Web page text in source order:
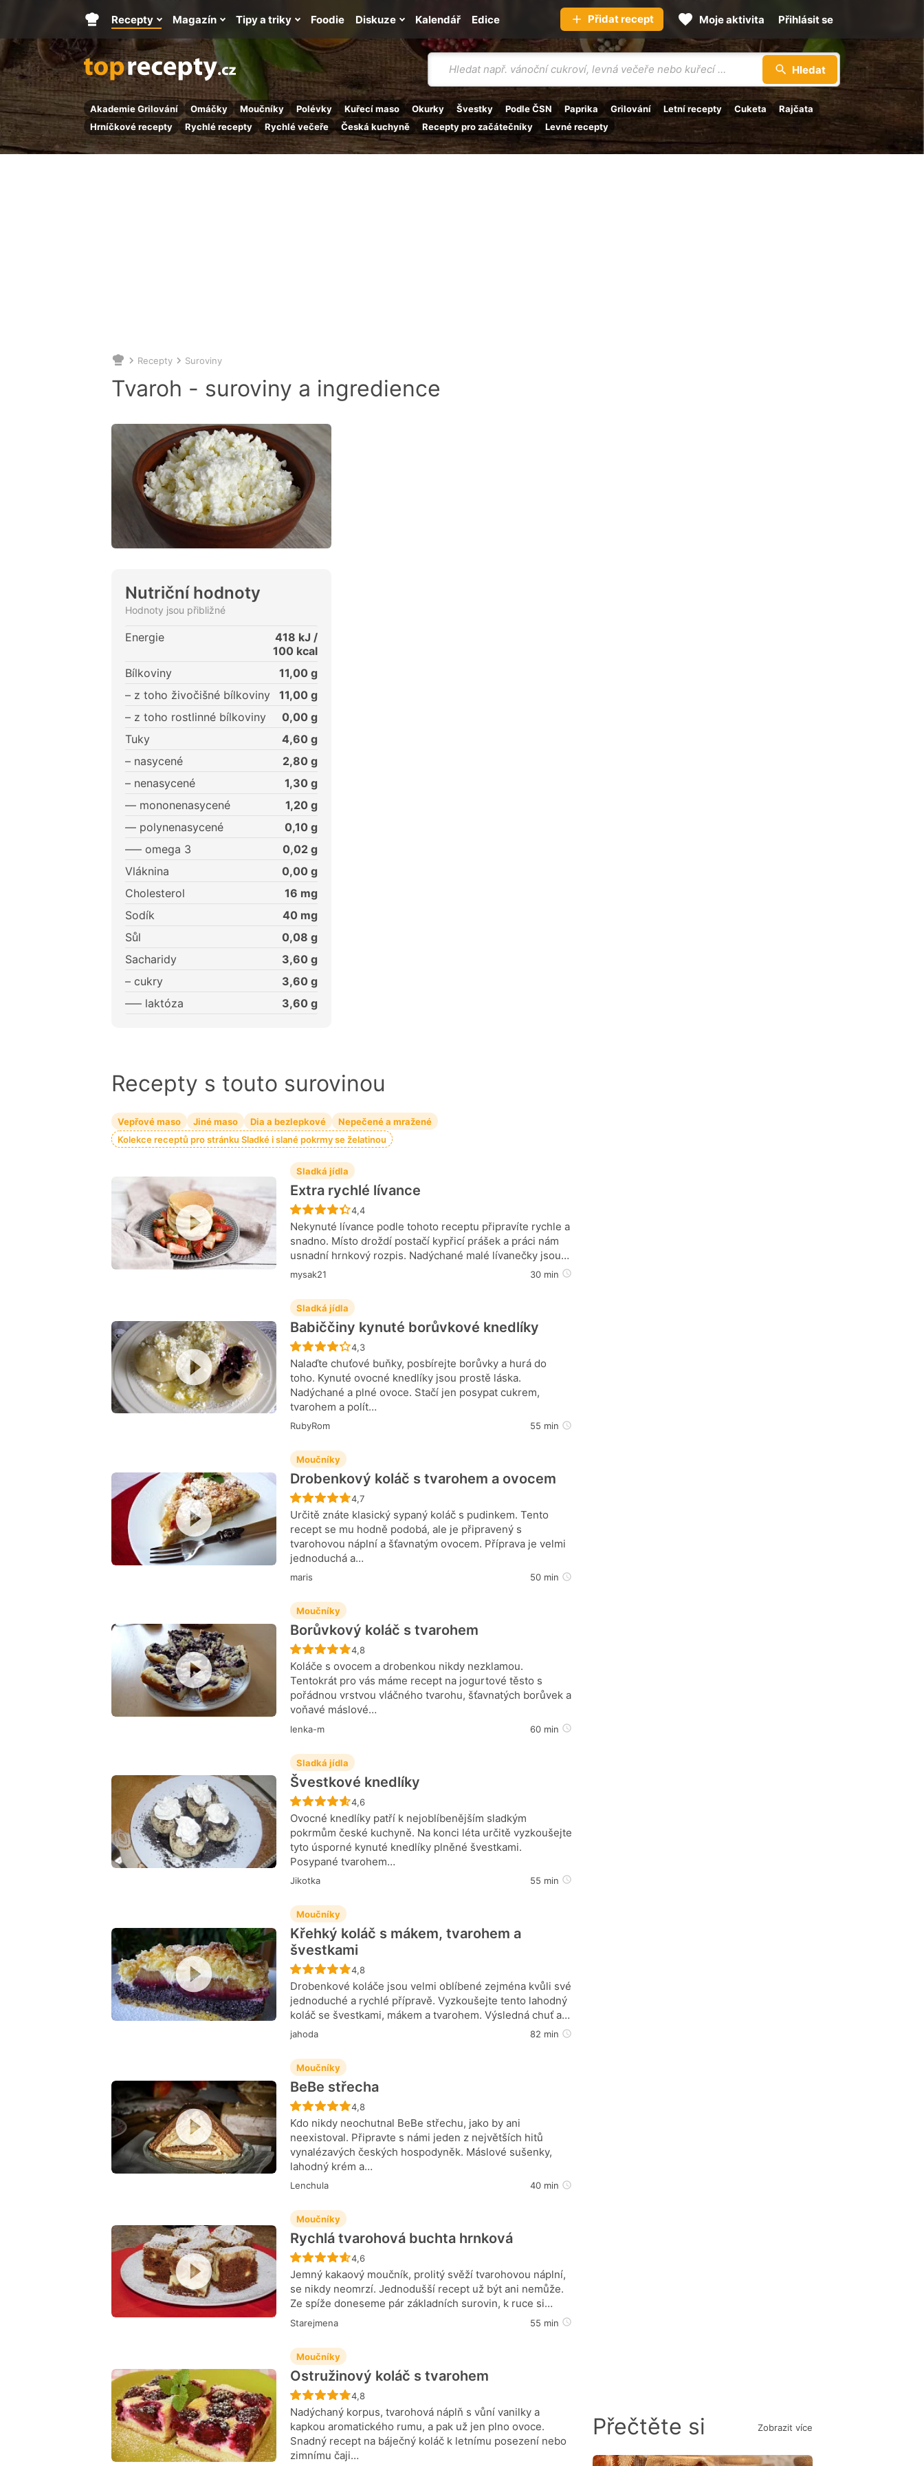
Vyhledávání
Hledat
Akademie Grilování Omáčky Moučníky Polévky Kuřecí maso Okurky Švestky Podle ČSN Paprika Grilování Letní recepty Cuketa
Rajčata
Hrníčkové recepty
Rychlé recepty Rychlé večeře Česká kuchyně Recepty pro začátečníky Levné recepty
Hlavní
stránka
Recepty Magazín Tipy a triky Kalendář
Foodie Diskuze Edice Přidat recept Moje aktivita Přihlásit se
Nacházíte
se
zde:
Recepty Suroviny
Tvaroh - suroviny a ingredience
Nutriční hodnoty
Hodnoty jsou přibližné
Energie 418 kJ /
100 kcal
Bílkoviny
11,00 g
– z toho živočišné bílkoviny
11,00 g
– z toho rostlinné bílkoviny
0,00 g
Tuky
4,60 g
– nasycené
2,80 g
– nenasycené
1,30 g
–– mononenasycené
1,20 g
–– polynenasycené
0,10 g
––– omega 3
0,02 g
Vláknina
0,00 g
Cholesterol
16 mg
Sodík
40 mg
Sůl
0,08 g
Sacharidy
3,60 g
– cukry
3,60 g
––– laktóza
3,60 g
Recepty s touto surovinou
Vepřové maso Jiné maso Dia a bezlepkové
Nepečené a mražené
Kolekce receptů pro stránku Sladké i slané pokrmy se želatinou
Sladká jídla
Extra rychlé lívance
Recept ještě nebyl hodnocen
4,4
Nekynuté lívance podle tohoto receptu připravíte rychle a
snadno. Místo droždí postačí kypřicí prášek a práci nám
usnadní hrnkový rozpis. Nadýchané malé lívanečky jsou…
mysak21 30 min
Sladká jídla
Babiččiny kynuté borůvkové knedlíky
Recept ještě nebyl hodnocen
4,3
Nalaďte chuťové buňky, posbírejte borůvky a hurá do
toho. Kynuté ovocné knedlíky jsou prostě láska.
Nadýchané a plné ovoce. Stačí jen posypat cukrem,
tvarohem a polít…
RubyRom 55 min
Moučníky
Drobenkový koláč s tvarohem a ovocem
Recept ještě nebyl hodnocen
4,7
Určitě znáte klasický sypaný koláč s pudinkem. Tento
recept se mu hodně podobá, ale je připravený s
tvarohovou náplní a šťavnatým ovocem. Příprava je velmi
jednoduchá a…
maris 50 min
Moučníky
Borůvkový koláč s tvarohem
Recept ještě nebyl hodnocen
4,8
Koláče s ovocem a drobenkou nikdy nezklamou.
Tentokrát pro vás máme recept na jogurtové těsto s
pořádnou vrstvou vláčného tvarohu, šťavnatých borůvek a
voňavé máslové…
lenka-m 60 min
Sladká jídla
Švestkové knedlíky
Recept ještě nebyl hodnocen
4,6
Ovocné knedlíky patří k nejoblíbenějším sladkým
pokrmům české kuchyně. Na konci léta určitě vyzkoušejte
tyto úsporné kynuté knedlíky plněné švestkami.
Posypané tvarohem…
Jikotka 55 min
Moučníky
Křehký koláč s mákem, tvarohem a
švestkami
Recept ještě nebyl hodnocen
4,8
Drobenkové koláče jsou velmi oblíbené zejména kvůli své
jednoduché a rychlé přípravě. Vyzkoušejte tento lahodný
koláč se švestkami, mákem a tvarohem. Výsledná chuť a…
jahoda 82 min
Moučníky
BeBe střecha
Recept ještě nebyl hodnocen
4,8
Kdo nikdy neochutnal BeBe střechu, jako by ani
neexistoval. Připravte s námi jeden z největších hitů
vynalézavých českých hospodyněk. Máslové sušenky,
lahodný krém a…
Lenchula 40 min
Moučníky
Rychlá tvarohová buchta hrnková
Recept ještě nebyl hodnocen
4,6
Jemný kakaový moučník, prolitý svěží tvarohovou náplní,
se nikdy neomrzí. Jednodušší recept už být ani nemůže.
Ze spíže doneseme pár základních surovin, k ruce si…
Starejmena 55 min
Moučníky
Ostružinový koláč s tvarohem
Recept ještě nebyl hodnocen
4,8
Nadýchaný korpus, tvarohová náplň s vůní vanilky a
kapkou aromatického rumu, a pak už jen plno ovoce.
Snadný recept na báječný koláč k letnímu posezení nebo
zimnímu čaji…
Přečtěte si Zobrazit více